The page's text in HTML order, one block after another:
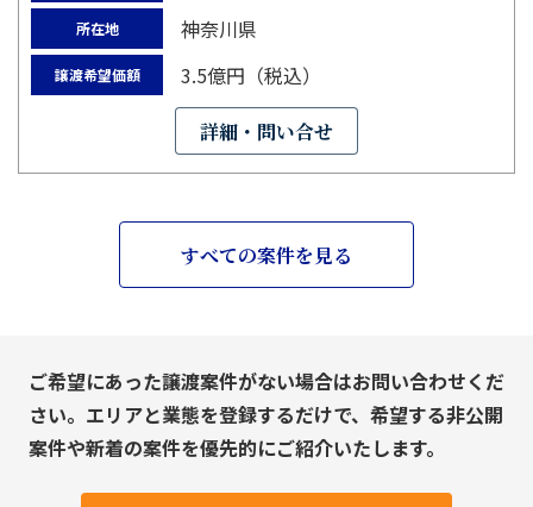
所在地 神奈川県
譲渡希望価額 3.5億円（税込）
詳細・問い合せ
すべての案件を見る
ご希望にあった譲渡案件がない場合はお問い合わせくだ
さい。エリアと業態を登録するだけで、希望する非公開
案件や新着の案件を優先的にご紹介いたします。